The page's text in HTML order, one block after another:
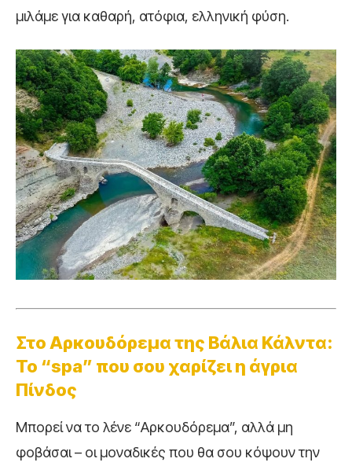
μιλάμε για καθαρή, ατόφια, ελληνική φύση.
Στο Αρκουδόρεμα της Βάλια Κάλντα:
Το “spa” που σου χαρίζει η άγρια
Πίνδος
Μπορεί να το λένε “Αρκουδόρεμα”, αλλά μη
φοβάσαι – οι μοναδικές που θα σου κόψουν την